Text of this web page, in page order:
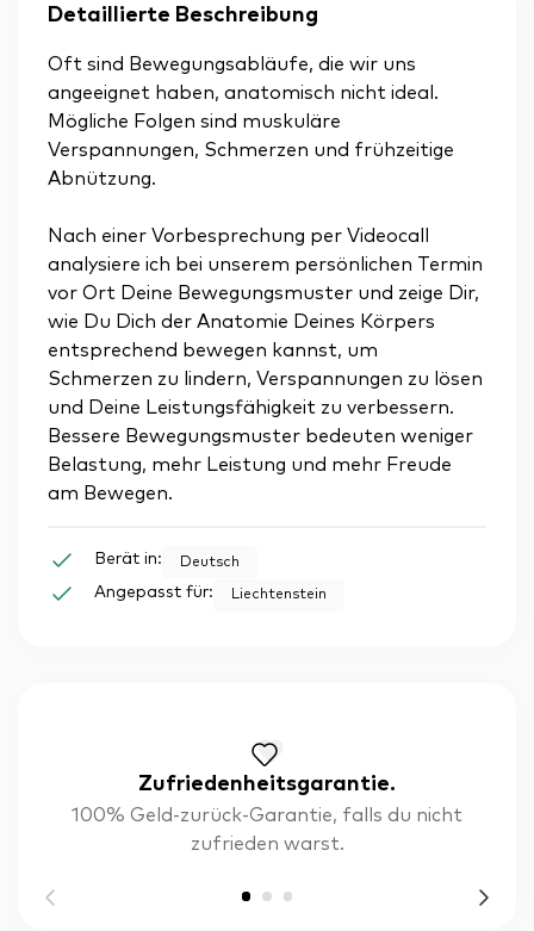
Zufriedenheitsgarantie.
100% Geld-zurück-Garantie, falls du nicht
zufrieden warst.
Detaillierte Beschreibung
Oft sind Bewegungsabläufe, die wir uns
angeeignet haben, anatomisch nicht ideal.
Mögliche Folgen sind muskuläre
Verspannungen, Schmerzen und frühzeitige
Abnützung.
Nach einer Vorbesprechung per Videocall
analysiere ich bei unserem persönlichen Termin
vor Ort Deine Bewegungsmuster und zeige Dir,
wie Du Dich der Anatomie Deines Körpers
entsprechend bewegen kannst, um
Schmerzen zu lindern, Verspannungen zu lösen
und Deine Leistungsfähigkeit zu verbessern.
Bessere Bewegungsmuster bedeuten weniger
Belastung, mehr Leistung und mehr Freude
am Bewegen.
Berät in: Deutsch
Angepasst für: Liechtenstein